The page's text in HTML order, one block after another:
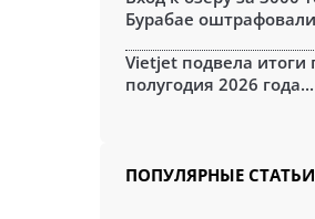
Бурабае
Vietjet подвела итоги
полугодия 2026 года...
ПОПУЛЯРНЫЕ СТАТЬИ